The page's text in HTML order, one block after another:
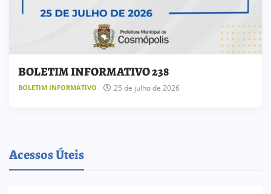
BOLETIM INFORMATIVO 238
BOLETIM INFORMATIVO 25 de julho de 2026
Acessos Úteis